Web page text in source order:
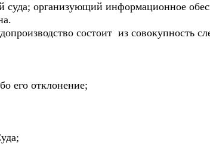
суда; организующий информационное
состоит из совокупность
его отклонение;